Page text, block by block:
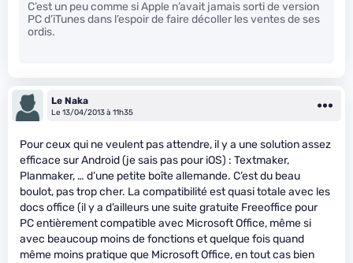
C’est un peu comme si Apple n’avait jamais sorti de version
PC d’iTunes dans l’espoir de faire décoller les ventes de ses
ordis.
Le Naka
Le 13/04/2013 à 11h35
Pour ceux qui ne veulent pas attendre, il y a une solution assez
efficace sur Android (je sais pas pour iOS) : Textmaker,
Planmaker, … d’une petite boîte allemande. C’est du beau
boulot, pas trop cher. La compatibilité est quasi totale avec les
docs office (il y a d’ailleurs une suite gratuite Freeoffice pour
PC entièrement compatible avec Microsoft Office, même si
avec beaucoup moins de fonctions et quelque fois quand
même moins pratique que Microsoft Office, en tout cas bien